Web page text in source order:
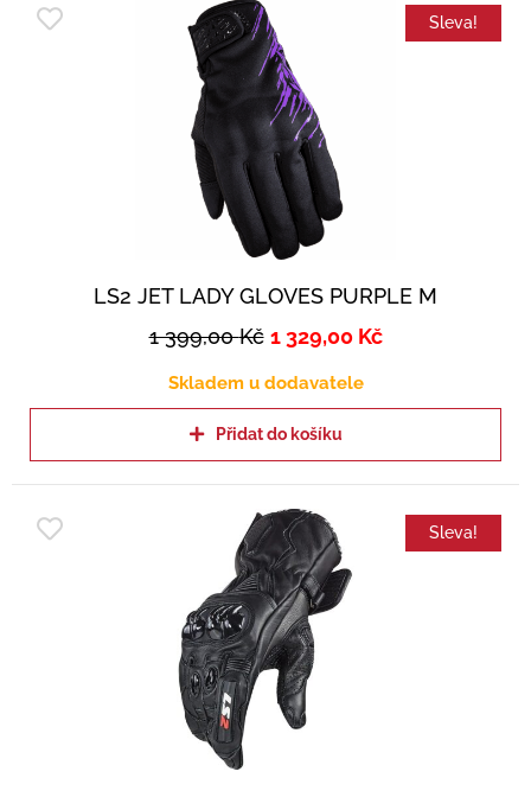
Sleva!
LS2 JET LADY GLOVES PURPLE M
1 399,00Kč 1 329,00 Kč
Skladem u dodavatele
Přidat do košíku
Sleva!